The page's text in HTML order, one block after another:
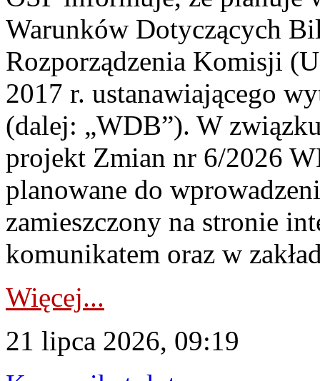
Warunków Dotyczących
Rozporządzenia Komisji
2017 r. ustanawiającego
(dalej: „WDB”). W
projekt Zmian nr 6/2026
planowane do
zamieszczony na stronie
komunikatem oraz w
Więcej...
21 lipca 2026, 09:19